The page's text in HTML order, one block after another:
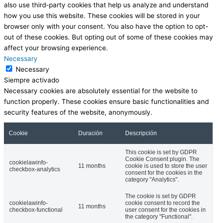
also use third-party cookies that help us analyze and understand
how you use this website. These cookies will be stored in your
browser only with your consent. You also have the option to opt-
out of these cookies. But opting out of some of these cookies may
affect your browsing experience.
Necessary
Necessary
Siempre activado
Necessary cookies are absolutely essential for the website to
function properly. These cookies ensure basic functionalities and
security features of the website, anonymously.
Cookie Duración Descripción
cookielawinfo-
checkbox-analytics
11 months
This cookie is set by GDPR
Cookie Consent plugin. The
cookie is used to store the user
consent for the cookies in the
category "Analytics".
cookielawinfo-
checkbox-functional
11 months
The cookie is set by GDPR
cookie consent to record the
user consent for the cookies in
the category "Functional".